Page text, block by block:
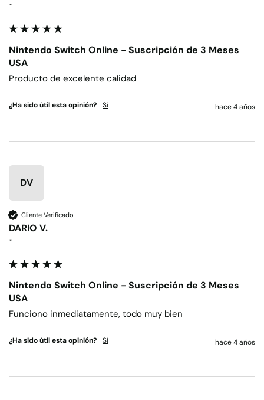
""
Nintendo Switch Online - Suscripción de 3 Meses
USA
Producto de excelente calidad
¿Ha sido útil esta opinión? Sí hace 4 años
DV
Cliente Verificado
DARIO V.
""
Nintendo Switch Online - Suscripción de 3 Meses
USA
Funciono inmediatamente, todo muy bien
¿Ha sido útil esta opinión? Sí hace 4 años